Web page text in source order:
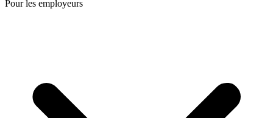
Pour les employeurs